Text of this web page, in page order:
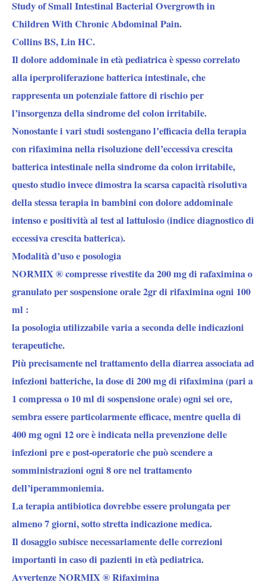
Study of Small Intestinal Bacterial Overgrowth in
Children With Chronic Abdominal Pain.
Collins BS, Lin HC.
Il dolore addominale in età pediatrica è spesso correlato
alla iperproliferazione batterica intestinale, che
rappresenta un potenziale fattore di rischio per
l’insorgenza della sindrome del colon irritabile.
Nonostante i vari studi sostengano l’efficacia della terapia
con rifaximina nella risoluzione dell’eccessiva crescita
batterica intestinale nella sindrome da colon irritabile,
questo studio invece dimostra la scarsa capacità risolutiva
della stessa terapia in bambini con dolore addominale
intenso e positività al test al lattulosio (indice diagnostico di
eccessiva crescita batterica).
Modalità d’uso e posologia
NORMIX ® compresse rivestite da 200 mg di rafaximina o
granulato per sospensione orale 2gr di rifaximina ogni 100
ml :
la posologia utilizzabile varia a seconda delle indicazioni
terapeutiche.
Più precisamente nel trattamento della diarrea associata ad
infezioni batteriche, la dose di 200 mg di rifaximina (pari a
1 compressa o 10 ml di sospensione orale) ogni sei ore,
sembra essere particolarmente efficace, mentre quella di
400 mg ogni 12 ore è indicata nella prevenzione delle
infezioni pre e post-operatorie che può scendere a
somministrazioni ogni 8 ore nel trattamento
dell’iperammoniemia.
La terapia antibiotica dovrebbe essere prolungata per
almeno 7 giorni, sotto stretta indicazione medica.
Il dosaggio subisce necessariamente delle correzioni
importanti in caso di pazienti in età pediatrica.
Avvertenze NORMIX ® Rifaximina